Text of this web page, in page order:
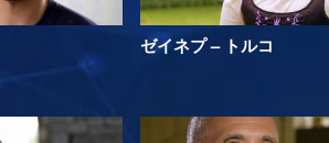
ゼイネプ – トルコ